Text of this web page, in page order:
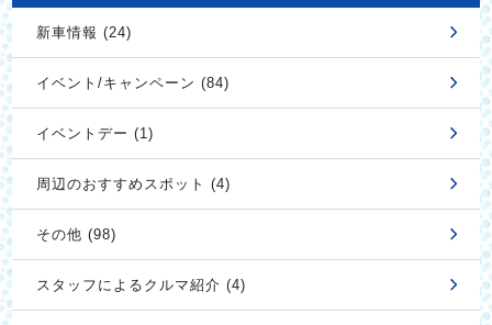
新車情報 (24)
イベント/キャンペーン (84)
イベントデー (1)
周辺のおすすめスポット (4)
その他 (98)
スタッフによるクルマ紹介 (4)